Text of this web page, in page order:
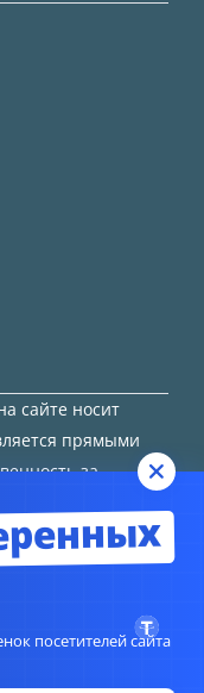
сайте носит
прямыми
за
посетителей сайта